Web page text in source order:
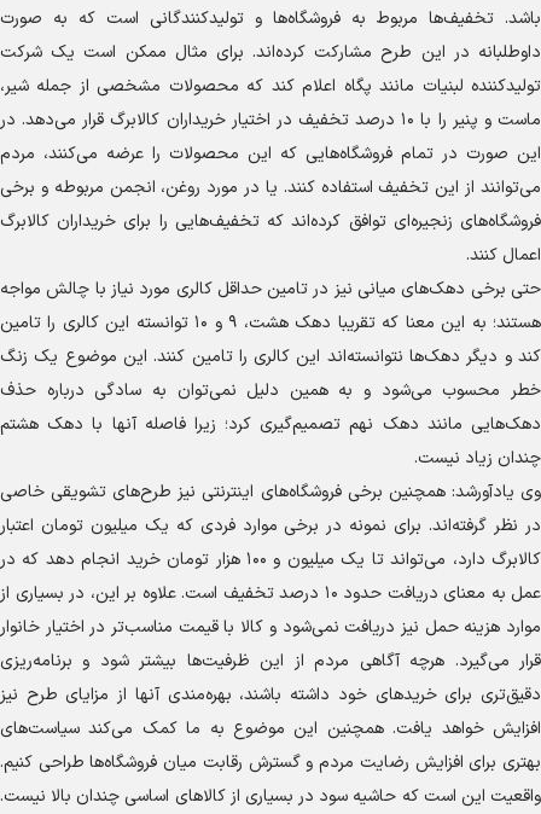
باشد. تخفیف‌ها مربوط به فروشگاه‌ها و تولیدکنندگانی است که به صورت
داوطلبانه در این طرح مشارکت کرده‌اند. برای مثال ممکن است یک شرکت
تولیدکننده لبنیات مانند پگاه اعلام کند که محصولات مشخصی از جمله شیر،
ماست و پنیر را با ۱۰ درصد تخفیف در اختیار خریداران کالابرگ قرار می‌دهد. در
این صورت در تمام فروشگاه‌هایی که این محصولات را عرضه می‌کنند، مردم
می‌توانند از این تخفیف استفاده کنند. یا در مورد روغن، انجمن مربوطه و برخی
فروشگاه‌های زنجیره‌ای توافق کرده‌اند که تخفیف‌هایی را برای خریداران کالابرگ
اعمال کنند.
حتی برخی دهک‌های میانی نیز در تامین حداقل کالری مورد نیاز با چالش مواجه
هستند؛ به این معنا که تقریبا دهک هشت، ۹ و ۱۰ توانسته این کالری را تامین
کند و دیگر دهک‌ها نتوانسته‌اند این کالری را تامین کنند. این موضوع یک زنگ
خطر محسوب می‌شود و به همین دلیل نمی‌توان به سادگی درباره حذف
دهک‌هایی مانند دهک نهم تصمیم‌گیری کرد؛ زیرا فاصله آنها با دهک هشتم
چندان زیاد نیست.
وی یادآورشد: همچنین برخی فروشگاه‌های اینترنتی نیز طرح‌های تشویقی خاصی
در نظر گرفته‌اند. برای نمونه در برخی موارد فردی که یک میلیون تومان اعتبار
کالابرگ دارد، می‌تواند تا یک میلیون و ۱۰۰ هزار تومان خرید انجام دهد که در
عمل به معنای دریافت حدود ۱۰ درصد تخفیف است. علاوه بر این، در بسیاری از
موارد هزینه حمل نیز دریافت نمی‌شود و کالا با قیمت مناسب‌تر در اختیار خانوار
قرار می‌گیرد. هرچه آگاهی مردم از این ظرفیت‌ها بیشتر شود و برنامه‌ریزی
دقیق‌تری برای خرید‌های خود داشته باشند، بهره‌مندی آنها از مزایای طرح نیز
افزایش خواهد یافت. همچنین این موضوع به ما کمک می‌کند سیاست‌های
بهتری برای افزایش رضایت مردم و گسترش رقابت میان فروشگاه‌ها طراحی کنیم.
واقعیت این است که حاشیه سود در بسیاری از کالا‌های اساسی چندان بالا نیست.